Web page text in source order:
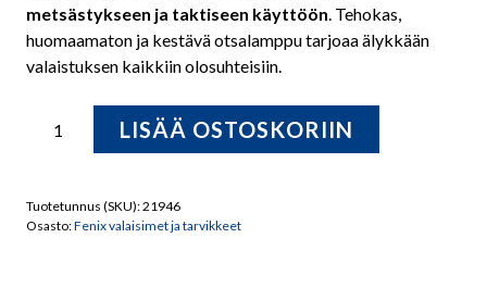
metsästykseen ja taktiseen käyttöön. Tehokas,
huomaamaton ja kestävä otsalamppu tarjoaa älykkään
valaistuksen kaikkiin olosuhteisiin.
Otsalamppu
1300
LISÄÄ OSTOSKORIIN
Tuotetunnus (SKU):21946
Osasto:Fenix valaisimet ja tarvikkeet